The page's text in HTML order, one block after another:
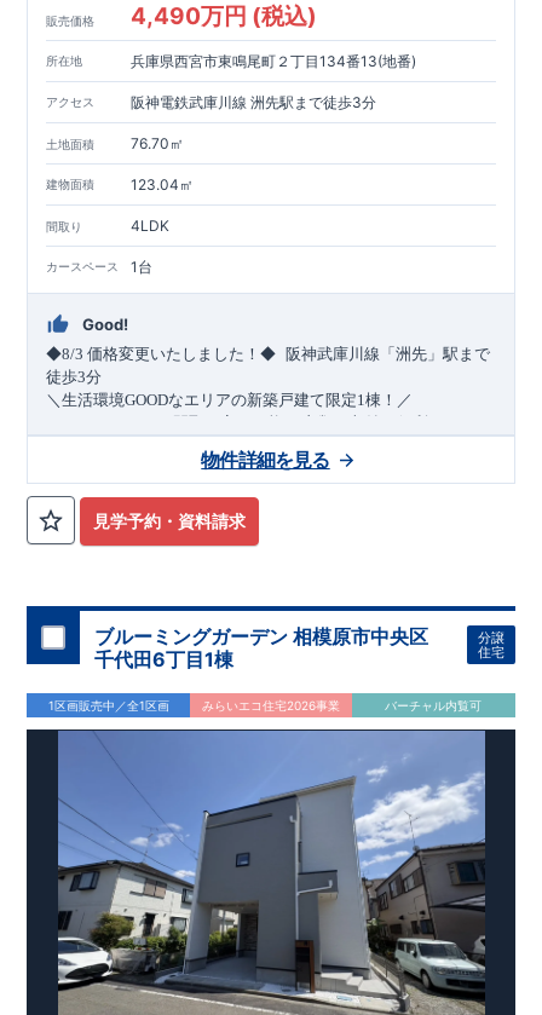
販売価格 4,490万円 (税込)
所在地 兵庫県西宮市東鳴尾町２丁目134番13(地番)
アクセス 阪神電鉄武庫川線 洲先駅まで徒歩3分
土地面積 76.70㎡
建物面積 123.04㎡
間取り 4LDK
カースペース 1台
Good!
◆8/3 価格変更いたしました！◆ ​阪神武庫川線 「洲先」駅まで
徒歩3分
＼生活環境GOODなエリアの新築戸建て限定1棟！／
・2部屋から行き来できる
・デザインと機能性を兼ね備えたオープンサニタリー
リビング全体を見渡せる
​
ーパー）徒歩10分 約787ｍ)​
・網戸
↓クリックすると特設ページにジャンプします↓
2024 年グッドデザイン賞 プロジェクト同時受賞
せる道」 ○第18回キッズデザイン賞受賞 ・2024年、東栄住宅
の新たな空間提案 「マルチエント ランス」が受賞いたしまし
た！
耐震等級最高等級3 ・数百年に一度の地震に耐える力
倍の耐震性！
ー採用で安心！ ○BELS ・エコ住宅としての性能評価を全号棟
が取得しています！ ○住宅性能評価ダブル取得 ・『設計』住
ております。
・『建設』住宅性能評価…評価を受けた図面通
りに施工されているか、建設までに計4回チェックが行われま
す。
平日・休日ご内覧可能です！
ぜひお気軽にお問い合わせください♪ 西宮営業所 TEL
0798-
38-1246​(定休日：火・水・年末年始
見学予約・資料請求
物件詳細を見る
ブルーミングガーデン 相模原市中央区
千代田6丁目1棟
分譲
住宅
1区画販売中／全1区画 みらいエコ住宅2026事業 バーチャル内覧可